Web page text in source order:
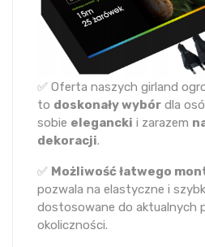
✅ Oferta naszych girland
to doskonały wybór dla
sobie elegancki i zarazem
dekoracji.
✅ Możliwość łatwego
pozwala na elastyczne i
dostosowane do aktualnych
okoliczności.